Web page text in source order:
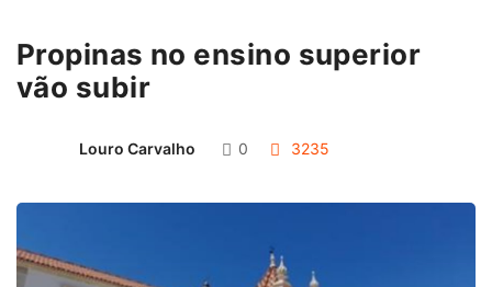
Propinas no ensino superior
vão subir
Louro Carvalho 0 3235